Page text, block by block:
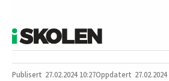
27.02.2024 10:27